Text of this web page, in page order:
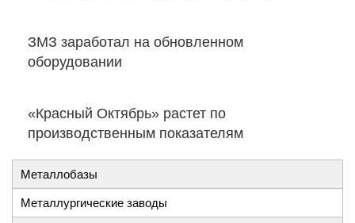
ЗМЗ заработал на обновленном
оборудовании
«Красный Октябрь» растет по
производственным показателям
Металлобазы
Металлургические заводы